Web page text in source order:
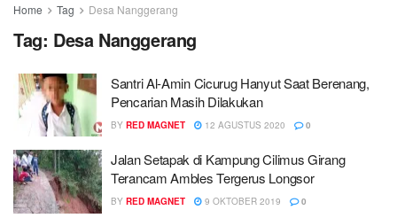
Home Tag Desa Nanggerang
Tag: Desa Nanggerang
Santri Al-Amin Cicurug Hanyut Saat Berenang,
Pencarian Masih Dilakukan
BY RED MAGNET 12 AGUSTUS 2020 0
Jalan Setapak di Kampung Cilimus Girang
Terancam Ambles Tergerus Longsor
BY RED MAGNET 9 OKTOBER 2019 0